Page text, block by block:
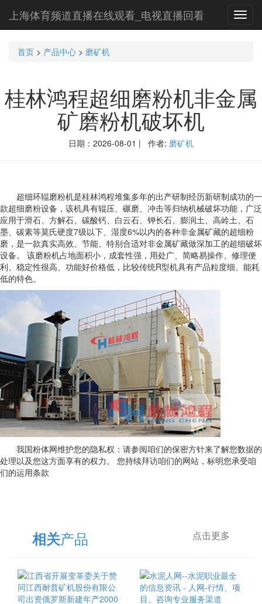
上海体育频道直播在线观看_电视直播回看
首页 > 产品中心 > 磨矿机
桂林鸿程超细磨粉机非金属
矿磨粉机破坏机
日期：2026-08-01 | 作者: 磨矿机
超细环辊磨粉机是桂林鸿程堆集多年的出产研制经历新研制成功的一
款超细磨粉设备，该机具有辊压、碾磨、冲击等归纳机械破坏功能，广泛
应用于滑石、方解石、碳酸钙、白云石、钾长石、膨润土、高岭土、石
墨、碳素等莫氏硬度7级以下、湿度6%以内的各种非金属矿藏的超细粉
磨，是一款真实高效、节能、特别合适对非金属矿藏做深加工的超细破坏
设备。 该磨粉机占地面积小，成套性强，用处广、简略易操作、修理便
利、稳定性很高、功能好价格低，比较传统R型机具有产品粒度细、能耗
低的特色。
我国粉体网维护您的隐私权：请参阅咱们的保密方针来了解您数据的
处理以及您这方面享有的权力。 您持续拜访咱们的网站，标明您承受咱
们的运用条款
相关产品 点击更多